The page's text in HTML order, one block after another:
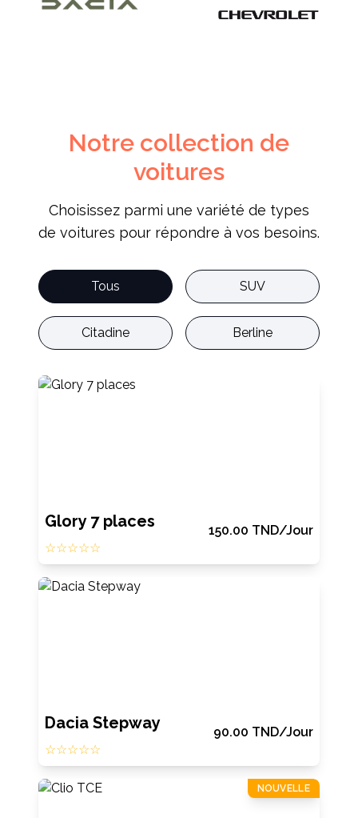
Notre collection de
voitures
Choisissez parmi une variété de types
de voitures pour répondre à vos besoins.
Tous SUV
Citadine Berline
Glory 7 places
☆☆☆☆☆
150.00 TND/Jour
Dacia Stepway
☆☆☆☆☆
90.00 TND/Jour
NOUVELLE